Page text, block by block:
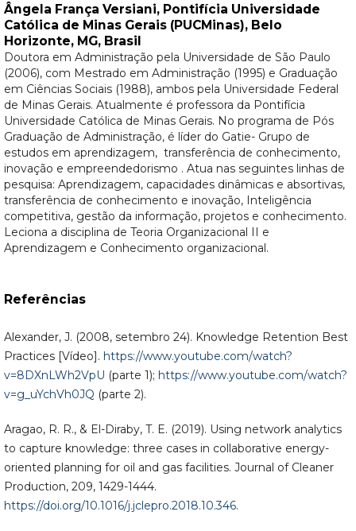
Ângela França Versiani, Pontifícia Universidade
Católica de Minas Gerais (PUCMinas), Belo
Horizonte, MG, Brasil
Doutora em Administração pela Universidade de São Paulo
(2006), com Mestrado em Administração (1995) e Graduação
em Ciências Sociais (1988), ambos pela Universidade Federal
de Minas Gerais. Atualmente é professora da Pontifícia
Universidade Católica de Minas Gerais. No programa de Pós
Graduação de Administração, é líder do Gatie- Grupo de
estudos em aprendizagem, transferência de conhecimento,
inovação e empreendedorismo . Atua nas seguintes linhas de
pesquisa: Aprendizagem, capacidades dinâmicas e absortivas,
transferência de conhecimento e inovação, Inteligência
competitiva, gestão da informação, projetos e conhecimento.
Leciona a disciplina de Teoria Organizacional II e
Aprendizagem e Conhecimento organizacional.
Referências
Alexander, J. (2008, setembro 24). Knowledge Retention Best
Practices [Vídeo]. https://www.youtube.com/watch?
v=8DXnLWh2VpU (parte 1); https://www.youtube.com/watch?
v=g_uYchVh0JQ (parte 2).
Aragao, R. R., & El-Diraby, T. E. (2019). Using network analytics
to capture knowledge: three cases in collaborative energy-
oriented planning for oil and gas facilities. Journal of Cleaner
Production, 209, 1429-1444.
https://doi.org/10.1016/j.jclepro.2018.10.346.